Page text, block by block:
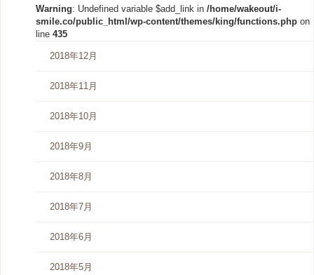
Warning: Undefined variable $add_link in /home/wakeout/i-
smile.co/public_html/wp-content/themes/king/functions.php on
line 435
2018年12月
2018年11月
2018年10月
2018年9月
2018年8月
2018年7月
2018年6月
2018年5月